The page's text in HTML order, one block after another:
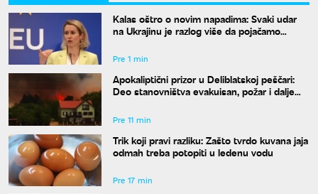
Kalas oštro o novim napadima: Svaki udar
na Ukrajinu je razlog više da pojačamo
Pre 1 min
Apokaliptični prizor u Deliblatskoj peščari:
Deo stanovništva evakuisan, požar i dalje
Pre 11 min
Trik koji pravi razliku: Zašto tvrdo kuvana jaja
odmah treba potopiti u ledenu vodu
Pre 17 min